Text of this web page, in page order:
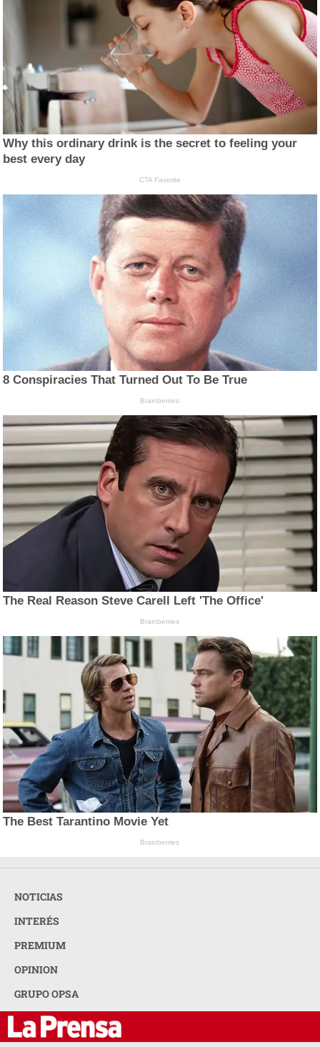
Why this ordinary drink is the secret to feeling your
best every day
CTA Favorite
8 Conspiracies That Turned Out To Be True
Brainberries
The Real Reason Steve Carell Left 'The Office'
Brainberries
The Best Tarantino Movie Yet
Brainberries
NOTICIAS
INTERÉS
PREMIUM
OPINION
GRUPO OPSA